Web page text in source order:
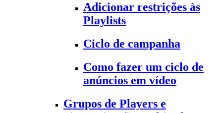
Adicionar restrições às
Playlists
Ciclo de campanha
Como fazer um ciclo de
anúncios em vídeo
Grupos de Players e